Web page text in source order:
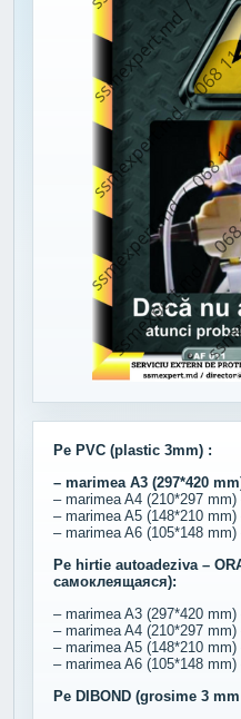
Pe PVC (plastic 3mm) :
– marimea A3 (297*420
– marimea A4 (210*297
– marimea A5 (148*210
– marimea A6 (105*148
Pe hirtie autoadeziva –
самоклеящаяся):
– marimea A3 (297*420
– marimea A4 (210*297
– marimea A5 (148*210
– marimea A6 (105*148
Pe DIBOND (grosime 3